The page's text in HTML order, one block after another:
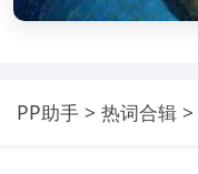
PP助手 热词合辑